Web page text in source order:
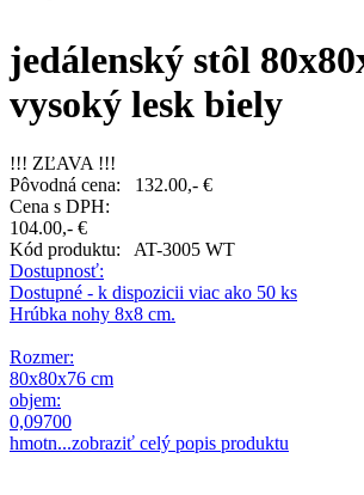
jedálenský stôl
vysoký lesk biely
!!! ZĽAVA !!!
Pôvodná cena:
132.00,- €
Cena s DPH:
104.00,- €
Kód produktu: AT-3005 WT
Dostupnosť:
Dostupné - k dispozicii viac ako 50 ks
Hrúbka nohy 8x8 cm.
Rozmer:
80x80x76 cm
objem:
0,09700
hmotn...zobraziť celý popis produktu